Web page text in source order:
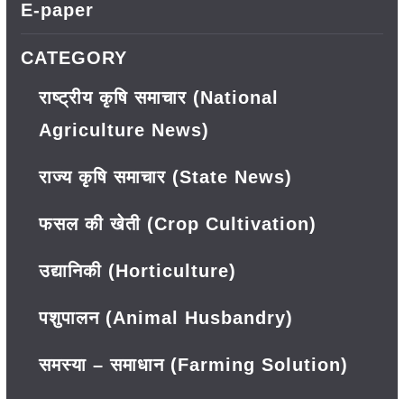
E-paper
CATEGORY
राष्ट्रीय कृषि समाचार (National
Agriculture News)
राज्य कृषि समाचार (State News)
फसल की खेती (Crop Cultivation)
उद्यानिकी (Horticulture)
पशुपालन (Animal Husbandry)
समस्या – समाधान (Farming Solution)